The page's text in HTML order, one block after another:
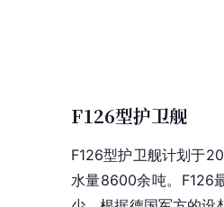
F126型护卫舰
F126型护卫舰计划于
水量8600余吨。F126